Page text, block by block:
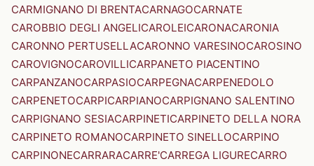
CARMIGNANO DI BRENTACARNAGOCARNATE
CAROBBIO DEGLI ANGELICAROLEICARONACARONIA
CARONNO PERTUSELLACARONNO VARESINOCAROSINO
CAROVIGNOCAROVILLICARPANETO PIACENTINO
CARPANZANOCARPASIOCARPEGNACARPENEDOLO
CARPENETOCARPICARPIANOCARPIGNANO SALENTINO
CARPIGNANO SESIACARPINETICARPINETO DELLA NORA
CARPINETO ROMANOCARPINETO SINELLOCARPINO
CARPINONECARRARACARRE'CARREGA LIGURECARRO